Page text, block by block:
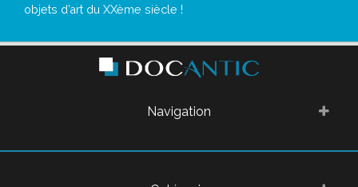
objets d’art du XXème siècle !
Navigation